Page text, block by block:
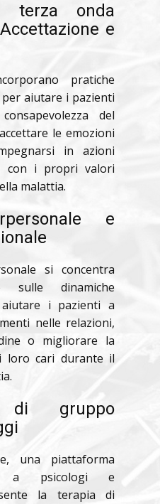
terza onda
e
pratiche
aiutare i pazienti
del
le emozioni
in azioni
con i propri valori
malattia.
e
si concentra
dinamiche
i pazienti a
nelle relazioni,
o migliorare la
loro cari durante il
di gruppo
una piattaforma
a psicologi e
la terapia di